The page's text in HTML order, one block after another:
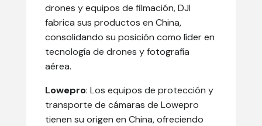
drones y equipos de filmación, DJI
fabrica sus productos en China,
consolidando su posición como líder en
tecnología de drones y fotografía
aérea.
Lowepro: Los equipos de protección y
transporte de cámaras de Lowepro
tienen su origen en China, ofreciendo